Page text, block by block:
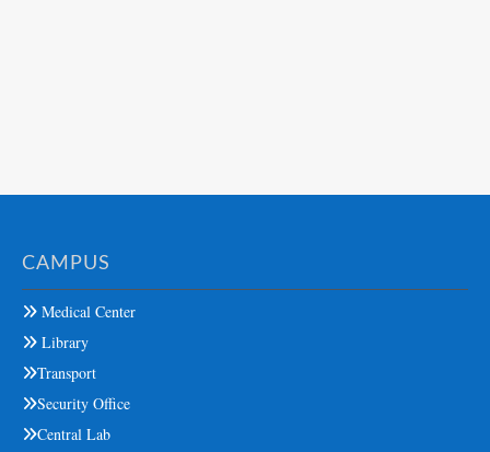
CAMPUS
Medical Center
Library
Transport
Security Office
Central Lab